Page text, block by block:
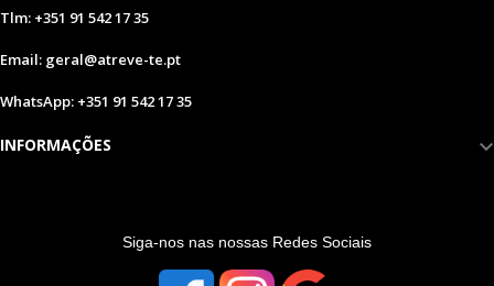
Tlm: +351 91 542 17 35
Email: geral@atreve-te.pt
WhatsApp: +351 91 542 17 35
INFORMAÇÕES
Siga-nos nas nossas Redes Sociais